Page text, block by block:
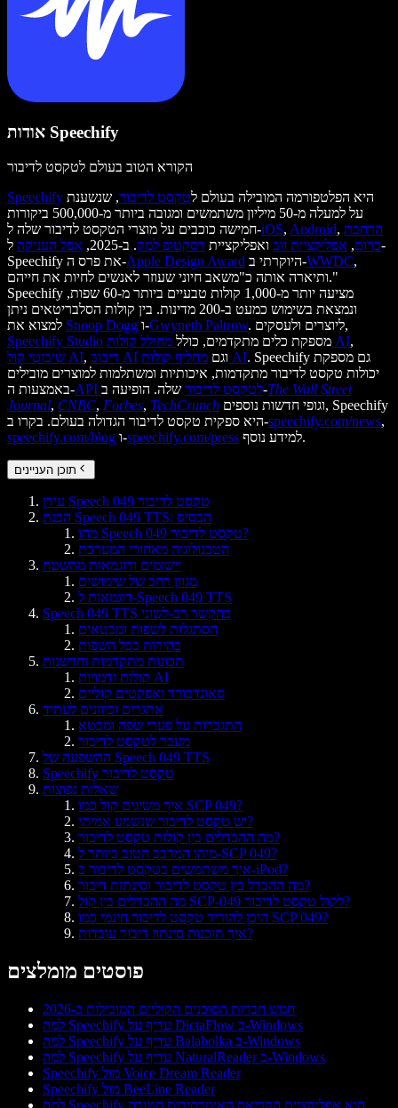
אודות Speechify
הקורא הטוב בעולם לטקסט לדיבור
Speechify
היא הפלטפורמה המובילה בעולם לטקסט לדיבור, שנשענת
על למעלה מ-50 מיליון משתמשים ומגובה ביותר מ-500,000 ביקורות
חמישה כוכבים על מוצרי הטקסט לדיבור שלה ל-iOS, Android, הרחבת
כרום, אפליקציית ווב ואפליקציית דסקטופ למק. ב-2025, אפל העניקה ל-
Speechify את פרס ה-Apple Design Award היוקרתי ב-WWDC,
ותיארה אותה כ"משאב חיוני שעוזר לאנשים לחיות את חייהם."
Speechify מציעה יותר מ-1,000 קולות טבעיים ביותר מ-60 שפות,
ונמצאת בשימוש כמעט ב-200 מדינות. בין קולות הסלבריטאים ניתן
Snoop Dogg ו-Gwyneth Paltrow
. ליוצרים ולעסקים,
Speechify Studio
מספקת כלים מתקדמים, כולל מחולל קולות AI,
שיבוטי קול AI, דיבוב AI וגם מחליף קולות AI. Speechify גם מספקת
יכולות טקסט לדיבור מתקדמות, איכותיות ומשתלמות למוצרים מובילים
באמצעות ה-
API לטקסט לדיבורשלה. הופיעה ב-The Wall Street
Journal, CNBC, Forbes, TechCrunch
היא ספקית טקסט לדיבור הגדולה בעולם. בקרו ב-speechify.com/news,
speechify.com/blog ו-speechify.com/press למידע נוסף.
תוכן העניינים
עידן Speech 049 טקסט לדיבור
הבנת Speech 049 TTS: הבסיס
מהו Speech 049 טקסט לדיבור?
הטכנולוגיה מאחורי המערכת
יישומים ודוגמאות מהשטח
מגוון רחב של שימושים
דוגמאות ל-Speech 049 TTS
Speech 049 TTS בהקשר רב-לשוני
הסתגלות לשפות ומבטאים
בהירות בכל השפות
תכונות מתקדמות וחדשנות
קולות ודמויות AI
סאונדבורד ואפקטים קוליים
אתגרים וכיוונים לעתיד
התגברות על פערי שפה ומבטא
מעבר לטקסט לדיבור
ההשפעה של Speech 049 TTS
Speechify טקסט לדיבור
שאלות נפוצות
איך משיגים קול כמו SCP 049?
יש טקסט לדיבור שנשמע אמיתי?
מה ההבדלים בין קולות טקסט לדיבור?
מיהו המדבב הטוב ביותר ל-SCP 049?
איך משתמשים בטקסט לדיבור ב-iPod?
מה ההבדל בין טקסט לדיבור וסינתזת דיבור?
מה ההבדלים בין קול SCP-049 לקול טקסט לדיבור?
היכן להוריד טקסט לדיבור חינמי כמו SCP 049?
איך תוכנות סינתוז דיבור עובדות?
פוסטים מומלצים
חמש חברות הסוכנים הקוליים המובילות ב-2026
למה Speechify עדיף על DictaFlow ב-Windows
למה Speechify עדיף על Balabolka ב-Windows
למה Speechify עדיף על NaturalReader ב-Windows
Speechify מול Voice Dream Reader
Speechify מול BeeLine Reader
למה Speechify היא אפליקציית הקריאה האימרסיבית הטובה